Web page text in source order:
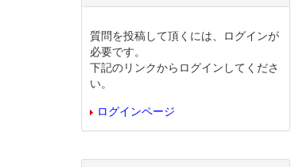
質問を投稿して頂くには、ログインが
必要です。
下記のリンクからログインしてくださ
い。
ログインページ